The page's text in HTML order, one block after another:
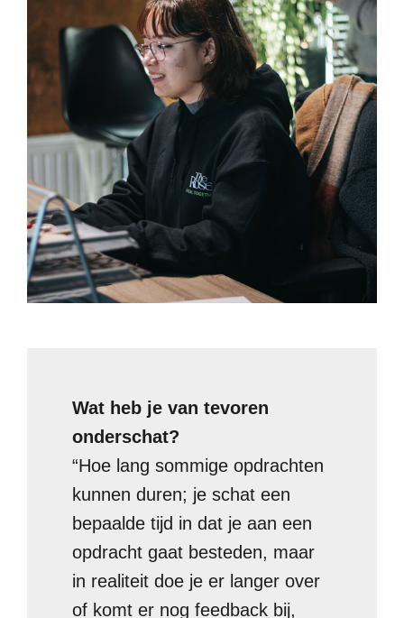
Wat heb je van tevoren
onderschat?
“Hoe lang sommige opdrachten
kunnen duren; je schat een
bepaalde tijd in dat je aan een
opdracht gaat besteden, maar
in realiteit doe je er langer over
of komt er nog feedback bij,